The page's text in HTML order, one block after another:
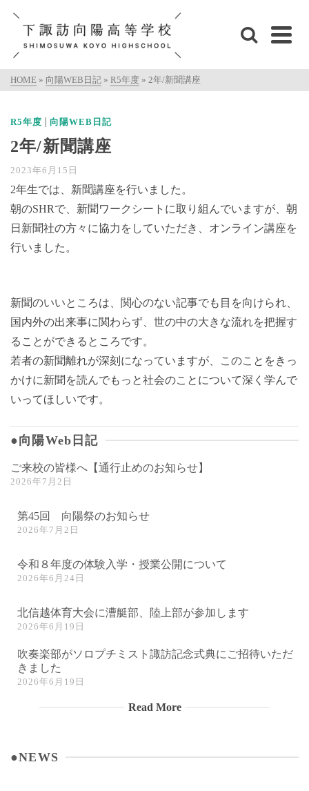
HOME » 向陽WEB日記 » R5年度 » 2年/新聞講座
R5年度 | 向陽WEB日記
2年/新聞講座
2023年6月15日
2年生では、新聞講座を行いました。
朝のSHRで、新聞ワークシートに取り組んでいますが、朝
日新聞社の方々に協力をしていただき、オンライン講座を
行いました。
新聞のいいところは、関心のない記事でも目を向けられ、
国内外の出来事に関わらず、世の中の大きな流れを把握す
ることができるところです。
若者の新聞離れが深刻になっていますが、このことをきっ
かけに新聞を読んでもっと社会のことについて深く学んで
いってほしいです。
●向陽Web日記
ご来校の皆様へ【通行止めのお知らせ】
2026年7月2日
第45回 向陽祭のお知らせ
2026年7月2日
令和８年度の体験入学・授業公開について
2026年6月24日
北信越体育大会に漕艇部、陸上部が参加します
2026年6月19日
吹奏楽部がソロプチミスト諏訪記念式典にご招待いただ
きました
2026年6月19日
Read More
●NEWS